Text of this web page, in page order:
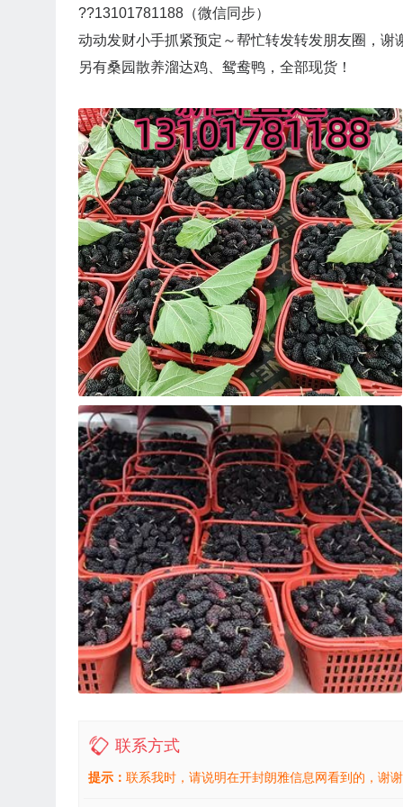
??13101781188（微信同步）
动动发财小手抓紧预定～帮忙转发转发朋友圈，谢
另有桑园散养溜达鸡、鸳鸯鸭，全部现货！
联系方式
提示： 联系我时，请说明在开封朗雅信息网看到的，谢